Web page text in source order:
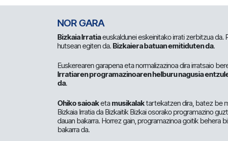
NOR GARA
Bizkaia Irratiaeuskaldunei eskeinitako irrati zerbitzua da.
hutsean egiten da. Bizkaiera batuan emitiduten da.
Euskerearen garapena eta normalizazinoa dira irratsaio
Irratiaren programazinoaren helburu nagusia
da.
Ohiko saioaketa musikalaktartekatzen dira, batez be
Bizkaia Irratia da Bizkaitik Bizkai osorako programazino
dauan bakarra. Horrez gain, programazinoa goitik behera
bakarra da.